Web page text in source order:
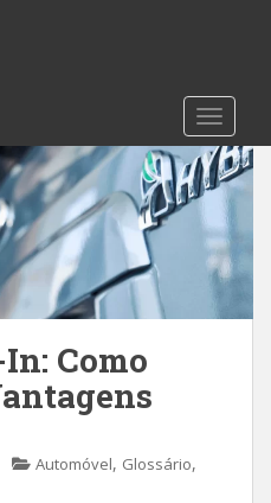
Como
Automóvel, Glossário,